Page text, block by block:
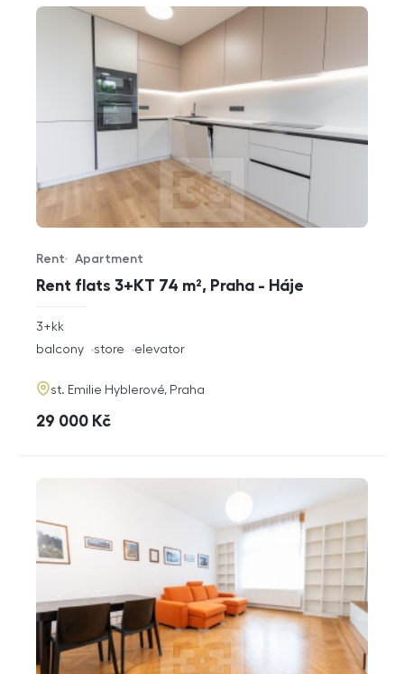
Rent flats 3+KT 74 m², Praha - Háje
Offer type
Rent
Property type
Apartment
rozměry
3+kk
funkce
balcony store elevator
adresa
st. Emilie Hyblerové, Praha
cena
29 000 Kč